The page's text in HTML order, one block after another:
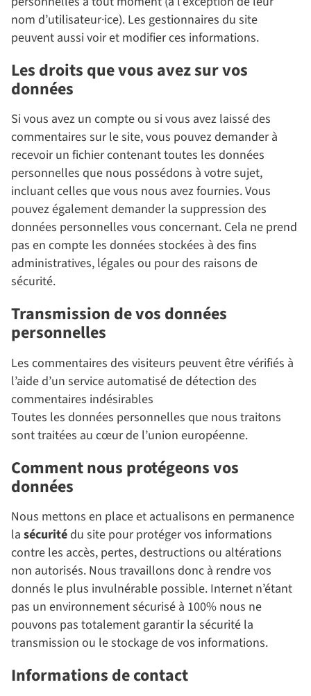
nom d’utilisateur·ice). Les gestionnaires du site
peuvent aussi voir et modifier ces informations.
Les droits que vous avez sur vos
données
Si vous avez un compte ou si vous avez laissé des
commentaires sur le site, vous pouvez demander à
recevoir un fichier contenant toutes les données
personnelles que nous possédons à votre sujet,
incluant celles que vous nous avez fournies. Vous
pouvez également demander la suppression des
données personnelles vous concernant. Cela ne prend
pas en compte les données stockées à des fins
administratives, légales ou pour des raisons de
sécurité.
Transmission de vos données
personnelles
Les commentaires des visiteurs peuvent être vérifiés à
l’aide d’un service automatisé de détection des
commentaires indésirables
Toutes les données personnelles que nous traitons
sont traitées au cœur de l’union européenne.
Comment nous protégeons vos
données
Nous mettons en place et actualisons en permanence
la sécuritédu site pour protéger vos informations
contre les accès, pertes, destructions ou altérations
non autorisés. Nous travaillons donc à rendre vos
donnés le plus invulnérable possible. Internet n’étant
pas un environnement sécurisé à 100% nous ne
pouvons pas totalement garantir la sécurité la
transmission ou le stockage de vos informations.
Informations de contact